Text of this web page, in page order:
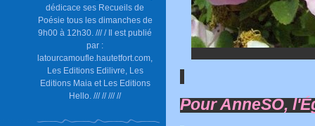
dédicace ses Recueils de
Poésie tous les dimanches de
9h00 à 12h30. /// / Il est publié
par :
latourcamoufle.hautetfort.com,
Les Editions Edilivre, Les
Editions Maia et Les Editions
Hello. /// // /// //
Pour AnneSO,